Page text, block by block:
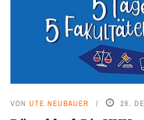
VON UTE NEUBAUER 28.